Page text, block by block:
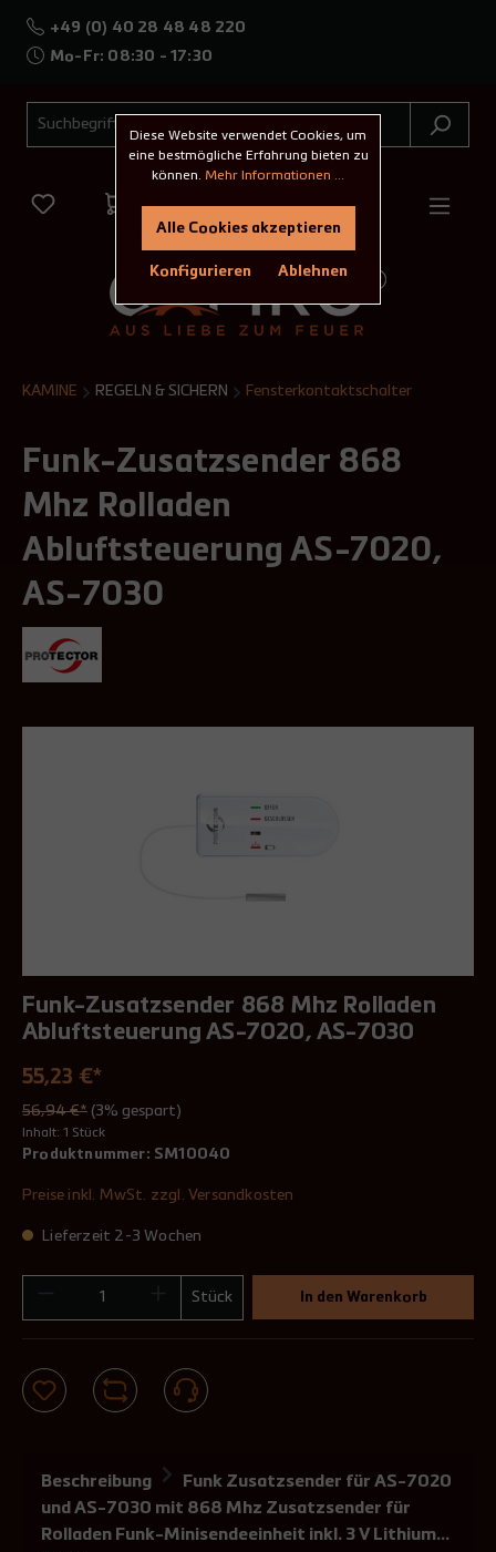
+49 (0) 40 28 48 48 220
Mo-Fr: 08:30 - 17:30
KAMINE REGELN & SICHERN Fensterkontaktschalter
Funk-Zusatzsender 868
Mhz Rolladen
Abluftsteuerung AS-7020,
AS-7030
Funk-Zusatzsender 868 Mhz Rolladen
Abluftsteuerung AS-7020, AS-7030
55,23 €*
56,94 €* (3% gespart)
Inhalt: 1 Stück
Produktnummer: SM10040
Preise inkl. MwSt. zzgl. Versandkosten
Lieferzeit 2-3 Wochen
Stück In den Warenkorb
Beschreibung
Funk Zusatzsender für AS-7020
und AS-7030 mit 868 Mhz Zusatzsender für
Rolladen Funk-Minisendeeinheit inkl. 3 V Lithium…
Diese Website verwendet Cookies, um
eine bestmögliche Erfahrung bieten zu
können. Mehr Informationen ...
Ablehnen
Konfigurieren
Alle Cookies akzeptieren